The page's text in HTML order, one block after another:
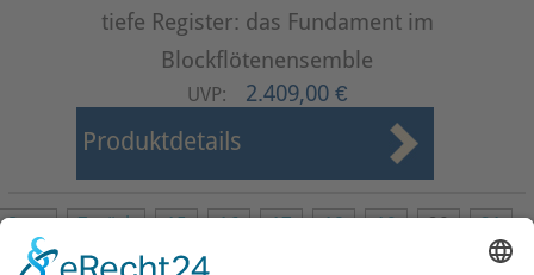
tiefe Register: das Fundament im
Blockflötenensemble
UVP: 2.409,00 €
Produktdetails
Start Zurück 15 16 17 18 19 20
21